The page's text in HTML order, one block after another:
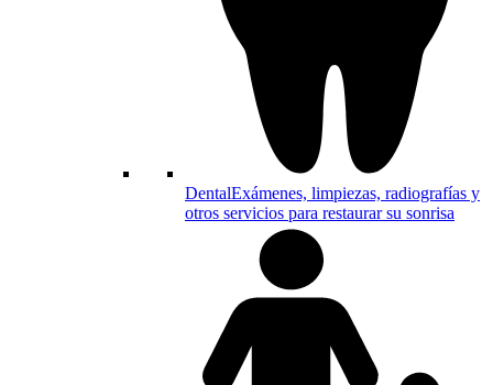
DentalExámenes, limpiezas, radiografías y
otros servicios para restaurar su sonrisa